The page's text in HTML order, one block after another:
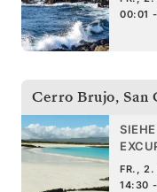
00:01
Cerro Brujo, San
FR., 2.
14:30